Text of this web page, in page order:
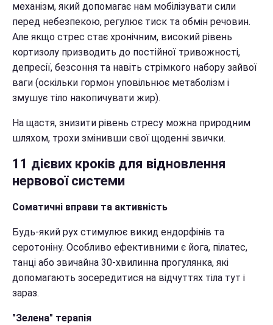
механізм, який допомагає нам мобілізувати сили
перед небезпекою, регулює тиск та обмін речовин.
Але якщо стрес стає хронічним, високий рівень
кортизолу призводить до постійної тривожності,
депресії, безсоння та навіть стрімкого набору зайвої
ваги (оскільки гормон уповільнює метаболізм і
змушує тіло накопичувати жир).
На щастя, знизити рівень стресу можна природним
шляхом, трохи змінивши свої щоденні звички.
11 дієвих кроків для відновлення
нервової системи
Соматичні вправи та активність
Будь-який рух стимулює викид ендорфінів та
серотоніну. Особливо ефективними є йога, пілатес,
танці або звичайна 30-хвилинна прогулянка, які
допомагають зосередитися на відчуттях тіла тут і
зараз.
"Зелена" терапія